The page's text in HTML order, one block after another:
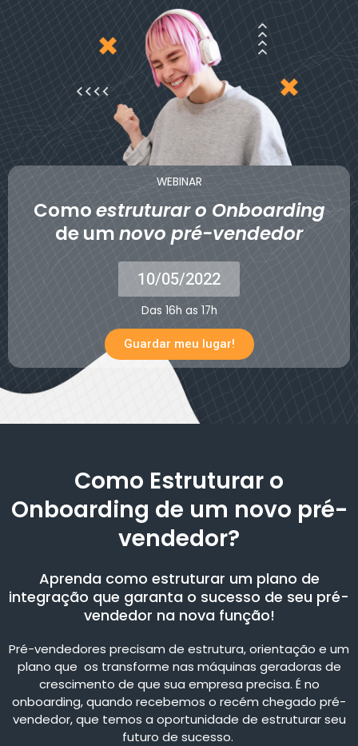
WEBINAR
Comoestruturar o Onboarding
de umnovo pré-vendedor
10/05/2022
Das 16h as 17h
Guardar meu lugar!
Como Estruturar o
Onboarding de um novo pré-
vendedor?
Aprenda como estruturar um plano de
integração que garanta o sucesso de seu pré-
vendedor na nova função!
Pré-vendedores precisam de estrutura, orientação e um
plano que os transforme nas máquinas geradoras de
crescimento de que sua empresa precisa. É no
onboarding, quando recebemos o recém chegado pré-
vendedor, que temos a oportunidade de estruturar seu
futuro de sucesso.